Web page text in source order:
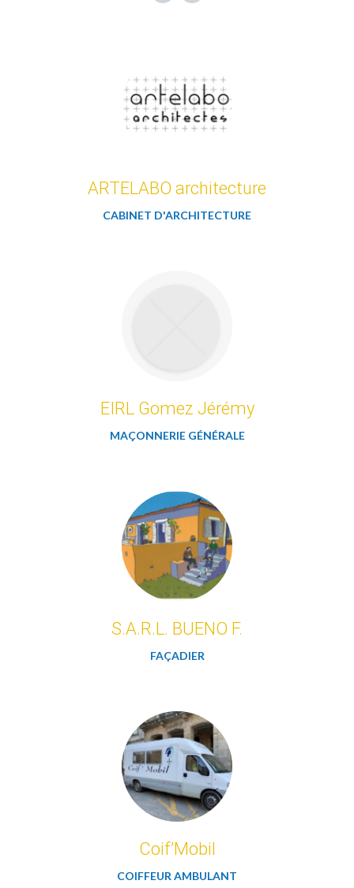
ARTELABO architecture
CABINET D'ARCHITECTURE
EIRL Gomez Jérémy
MAÇONNERIE GÉNÉRALE
S.A.R.L. BUENO F.
FAÇADIER
Coif’Mobil
COIFFEUR AMBULANT